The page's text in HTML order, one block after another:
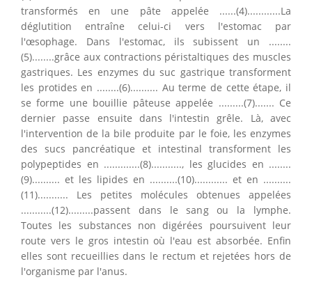
transformés en une pâte appelée ......(4)............La
déglutition entraîne celui-ci vers l'estomac par
l'œsophage. Dans l'estomac, ils subissent un ........
(5)........grâce aux contractions péristaltiques des muscles
gastriques. Les enzymes du suc gastrique transforment
les protides en ........(6).......... Au terme de cette étape, il
se forme une bouillie pâteuse appelée .........(7)....... Ce
dernier passe ensuite dans l'intestin grêle. Là, avec
l'intervention de la bile produite par le foie, les enzymes
des sucs pancréatique et intestinal transforment les
polypeptides en .............(8)..........., les glucides en ........
(9).......... et les lipides en ..........(10)............ et en ..........
(11)........... Les petites molécules obtenues appelées
...........(12).........passent dans le sang ou la lymphe.
Toutes les substances non digérées poursuivent leur
route vers le gros intestin où l'eau est absorbée. Enfin
elles sont recueillies dans le rectum et rejetées hors de
l'organisme par l'anus.